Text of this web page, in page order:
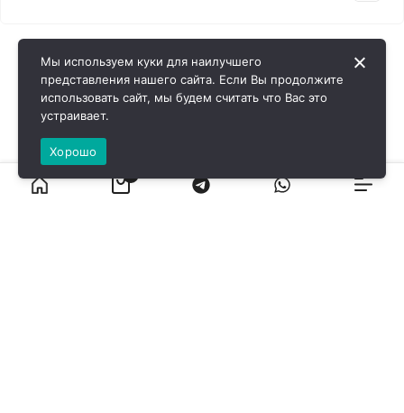
Мы используем куки для наилучшего
представления нашего сайта. Если Вы продолжите
использовать сайт, мы будем считать что Вас это
устраивает.
Хорошо